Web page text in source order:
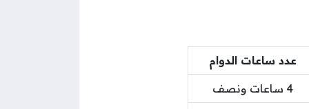
عدد ساعات الدوام
4 ساعات ونصف